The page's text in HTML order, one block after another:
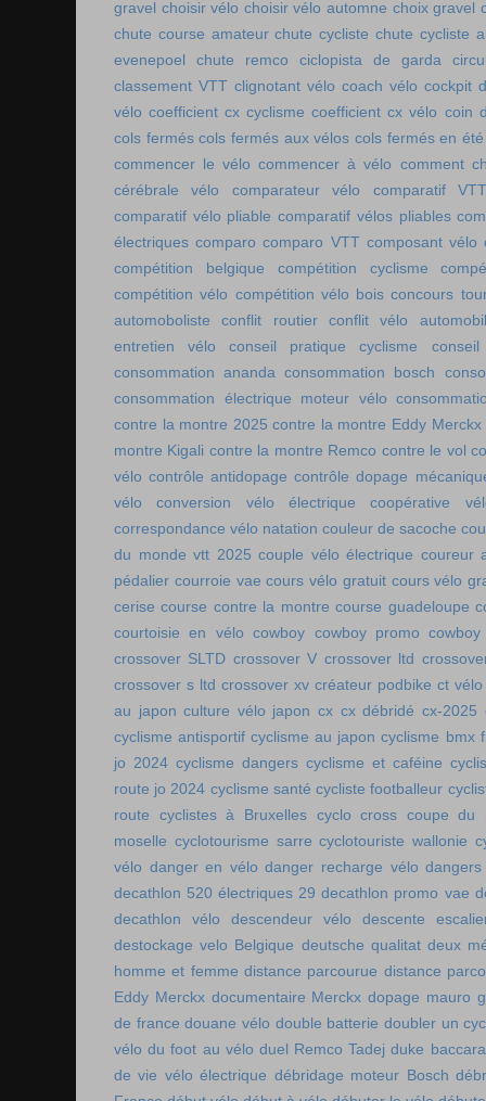
gravel choisir vélo choisir vélo automne choix gravel
chute course amateur chute cycliste chute cycliste
evenepoel
chute remco ciclopista de garda
classement VTT clignotant vélo coach vélo cockpit
vélo coefficient cx cyclisme coefficient cx vélo coin
cols fermés cols fermés aux vélos cols fermés en été
commencer le vélo commencer à vélo comment
cérébrale vélo
comparateur vélo
comparatif
comparatif vélo pliable comparatif vélos pliables
électriques comparo comparo VTT composant vélo
compétition belgique
compétition cyclisme
compétition vélo compétition vélo bois concours
automoboliste
conflit routier
conflit vélo
entretien vélo
conseil pratique cyclisme
consommation ananda consommation bosch
consommation électrique moteur vélo
contre la montre 2025 contre la montre Eddy Merckx
montre Kigali contre la montre Remco contre le vol
vélo contrôle antidopage contrôle dopage
vélo
conversion vélo électrique
coopérative
correspondance vélo natation couleur de sacoche
du monde vtt 2025 couple vélo électrique coureur
pédalier courroie vae cours vélo gratuit cours vélo
cerise course contre la montre course guadeloupe
courtoisie en vélo cowboy cowboy promo
crossover SLTD crossover V crossover ltd
crossover s ltd crossover xv créateur podbike ct vélo
au japon culture vélo japon cx cx débridé cx-2025
cyclisme antisportif cyclisme au japon cyclisme bmx
jo 2024 cyclisme dangers cyclisme et caféine
route jo 2024 cyclisme santé cycliste footballeur
route
cyclistes à Bruxelles cyclo cross coupe du
moselle cyclotourisme sarre cyclotouriste wallonie
vélo danger en vélo danger recharge vélo
decathlon 520 électriques 29 decathlon promo vae
decathlon vélo
descendeur vélo
descente
destockage velo Belgique deutsche qualitat deux
homme et femme distance parcourue distance
Eddy Merckx documentaire Merckx dopage mauro
de france douane vélo double batterie doubler un
vélo du foot au vélo duel Remco Tadej duke baccara
de vie vélo électrique débridage moteur Bosch